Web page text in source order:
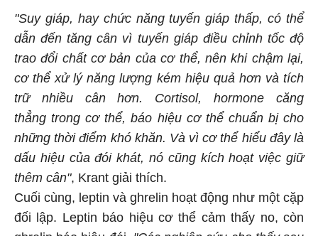
"Suy giáp, hay chức năng tuyến giáp thấp, có thể
dẫn đến tăng cân vì tuyến giáp điều chỉnh tốc độ
trao đổi chất cơ bản của cơ thể, nên khi chậm lại,
cơ thể xử lý năng lượng kém hiệu quả hơn và tích
trữ nhiều cân hơn. Cortisol, hormone căng
thẳng trong cơ thể, báo hiệu cơ thể chuẩn bị cho
những thời điểm khó khăn. Và vì cơ thể hiểu đây là
dấu hiệu của đói khát, nó cũng kích hoạt việc giữ
thêm cân", Krant giải thích.
Cuối cùng, leptin và ghrelin hoạt động như một cặp
đối lập. Leptin báo hiệu cơ thể cảm thấy no, còn